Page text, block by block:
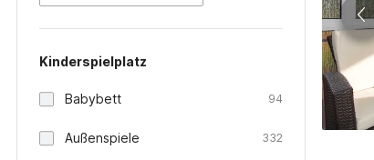
Kinderspielplatz
Babybett 94
Außenspiele 332